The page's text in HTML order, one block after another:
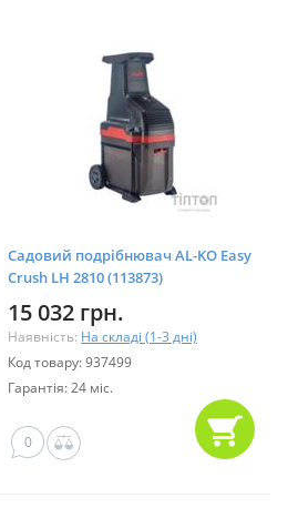
Садовий подрібнювач AL-KO Easy
Crush LH 2810 (113873)
15 032 грн.
Наявність: На складі (1-3 дні)
Код товару: 937499
Гарантія: 24 міс.
0